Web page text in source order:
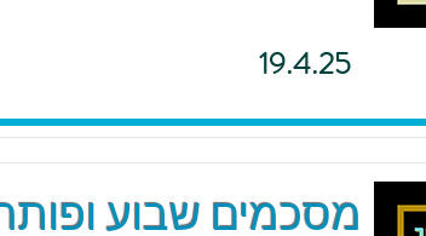
19.4.25
מסכמים שבוע